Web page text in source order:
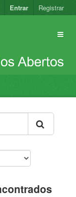
Entrar Registrar